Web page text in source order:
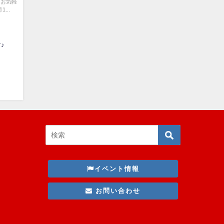
気軽
イベント情報
お問い合わせ